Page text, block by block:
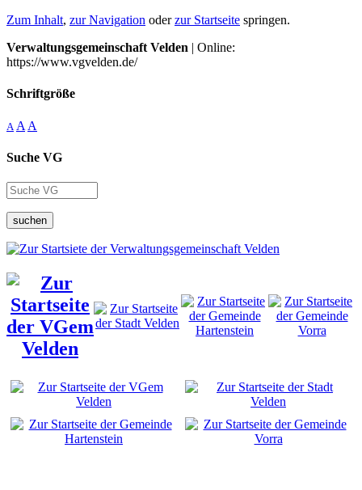
Zum Inhalt, zur Navigation oderzur Startseite springen.
Verwaltungsgemeinschaft Velden | Online:
https://www.vgvelden.de/
Schriftgröße
A A A
Suche VG
suchen